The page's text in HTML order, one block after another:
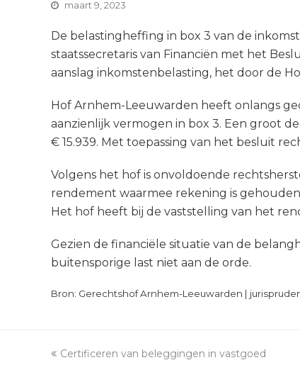
maart 9, 2023
De belastingheffing in box 3 van de
staatssecretaris van Financiën met het
aanslag inkomstenbelasting, het door de
Hof Arnhem-Leeuwarden heeft onlangs
aanzienlijk vermogen in box 3. Een groot
€ 15.939. Met toepassing van het besluit
Volgens het hof is onvoldoende
rendement waarmee rekening is
Het hof heeft bij de vaststelling van het
Gezien de financiële situatie van de
buitensporige last niet aan de orde.
Bron: Gerechtshof Arnhem-Leeuwarden |
previous
Certificeren van beleggingen in vastgoed